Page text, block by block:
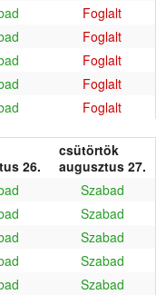
Foglalt
Foglalt
Foglalt
Foglalt
Foglalt
26.
csütörtök
augusztus 27.
Szabad
Szabad
Szabad
Szabad
Szabad